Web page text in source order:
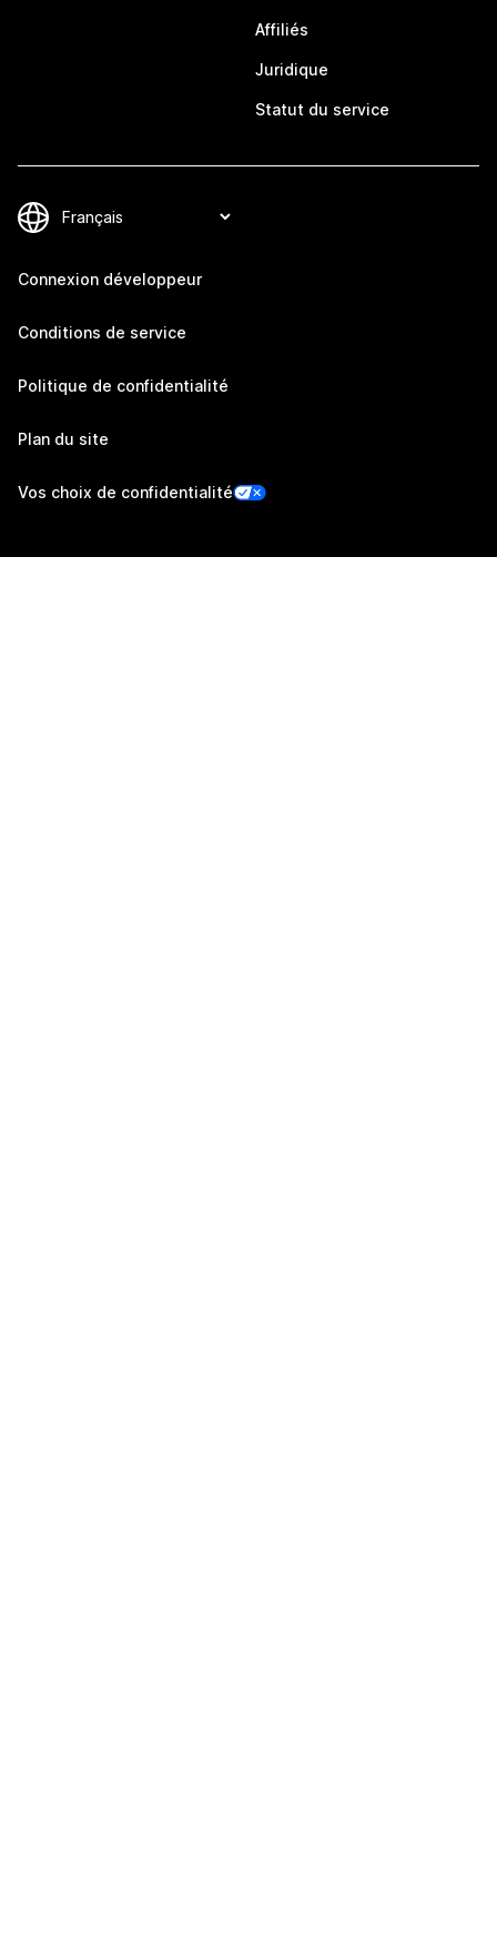
Affiliés
Juridique
Statut du service
Connexion développeur
Conditions de service
Politique de confidentialité
Plan du site
Vos choix de confidentialité